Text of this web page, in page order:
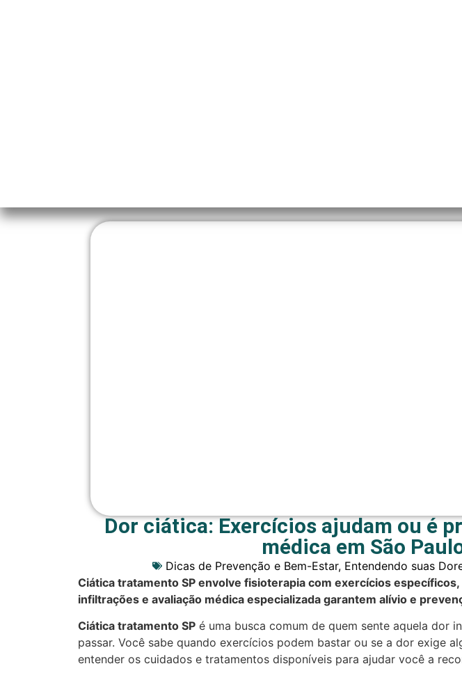
Dor ciática: Exercícios ajudam ou é
médica em São
Dicas de Prevenção e Bem-Estar, Entendendo suas
Ciática tratamento SP envolve fisioterapia com exercícios
infiltrações e avaliação médica especializada garantem alívio e
Ciática tratamento SP é uma busca comum de quem sente aquela dor
passar. Você sabe quando exercícios podem bastar ou se a dor exige
entender os cuidados e tratamentos disponíveis para ajudar você a